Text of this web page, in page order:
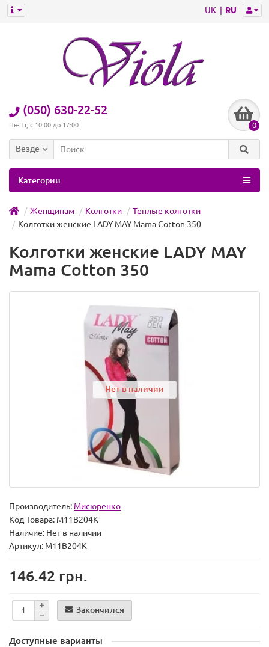
UK RU
(050) 630-22-52
Пн-Пт, с 10:00 до 17:00 0
Везде
Категории
Женщинам Колготки
Теплые колготки
Колготки женские LADY MAY Mama Cotton 350
Колготки женские LADY MAY
Mama Cotton 350
Нет в наличии
Производитель: Мисюренко
Код Товара: М11В204К
Наличие: Нет в наличии
Артикул: М11В204К
146.42 грн.
Закончился
Доступные варианты